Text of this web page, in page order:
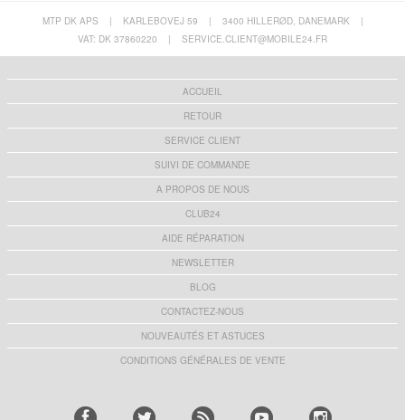
MTP DK APS | KARLEBOVEJ 59 | 3400 HILLERØD, DANEMARK
|
VAT: DK 37860220
| SERVICE.CLIENT@MOBILE24.FR
ACCUEIL
RETOUR
SERVICE CLIENT
SUIVI DE COMMANDE
A PROPOS DE NOUS
CLUB24
AIDE RÉPARATION
NEWSLETTER
BLOG
CONTACTEZ-NOUS
NOUVEAUTÉS ET ASTUCES
CONDITIONS GÉNÉRALES DE VENTE